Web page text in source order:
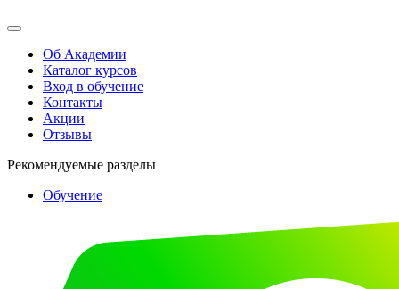
Об Академии
Каталог курсов
Вход в обучение
Контакты
Акции
Отзывы
Рекомендуемые разделы
Обучение